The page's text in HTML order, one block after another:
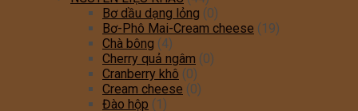
Bơ dầu dạng lỏng (0)
Bơ-Phô Mai-Cream cheese (19)
Chà bông (4)
Cherry quả ngâm (0)
Cranberry khô (0)
Cream cheese (0)
Đào hộp (1)